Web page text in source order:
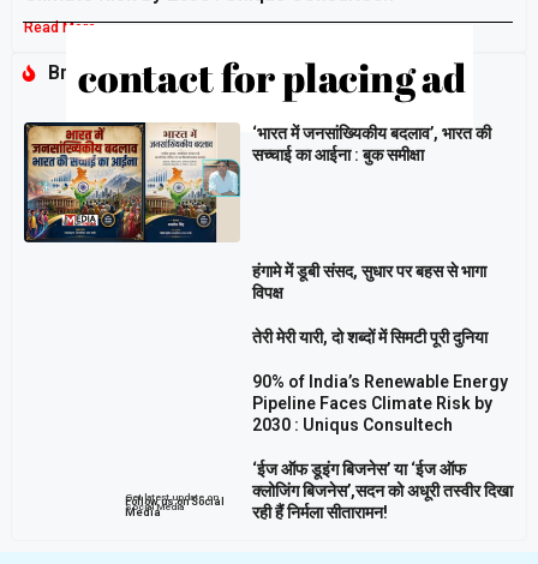
Read More »
Breaking
‘भारत में जनसांख्यिकीय बदलाव’, भारत की
सच्चाई का आईना : बुक समीक्षा
हंगामे में डूबी संसद, सुधार पर बहस से भागा
विपक्ष
तेरी मेरी यारी, दो शब्दों में सिमटी पूरी दुनिया
90% of India’s Renewable Energy
Pipeline Faces Climate Risk by
2030 : Uniqus Consultech
‘ईज ऑफ डूइंग बिजनेस’ या ‘ईज ऑफ
क्लोजिंग बिजनेस’,सदन को अधूरी तस्वीर दिखा
रही हैं निर्मला सीतारामन!
Follow us on Social
Media
Get latest update on
Social Media